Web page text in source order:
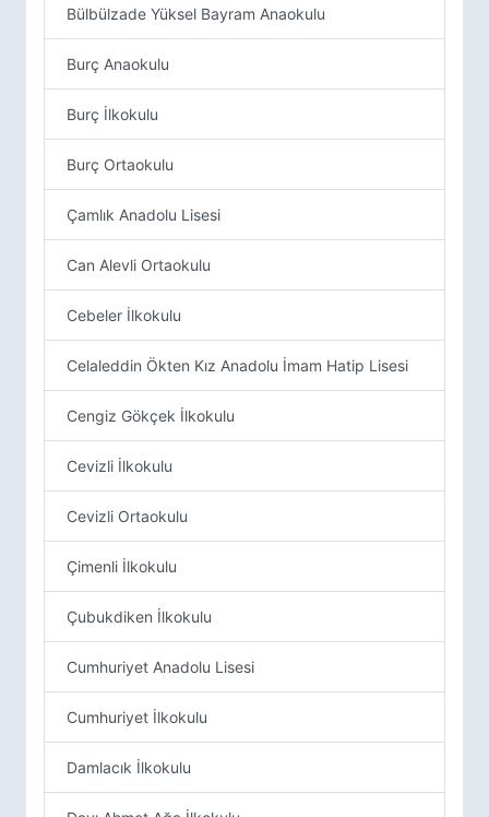
Bülbülzade Yüksel Bayram Anaokulu
Burç Anaokulu
Burç İlkokulu
Burç Ortaokulu
Çamlık Anadolu Lisesi
Can Alevli Ortaokulu
Cebeler İlkokulu
Celaleddin Ökten Kız Anadolu İmam Hatip Lisesi
Cengiz Gökçek İlkokulu
Cevizli İlkokulu
Cevizli Ortaokulu
Çimenli İlkokulu
Çubukdiken İlkokulu
Cumhuriyet Anadolu Lisesi
Cumhuriyet İlkokulu
Damlacık İlkokulu